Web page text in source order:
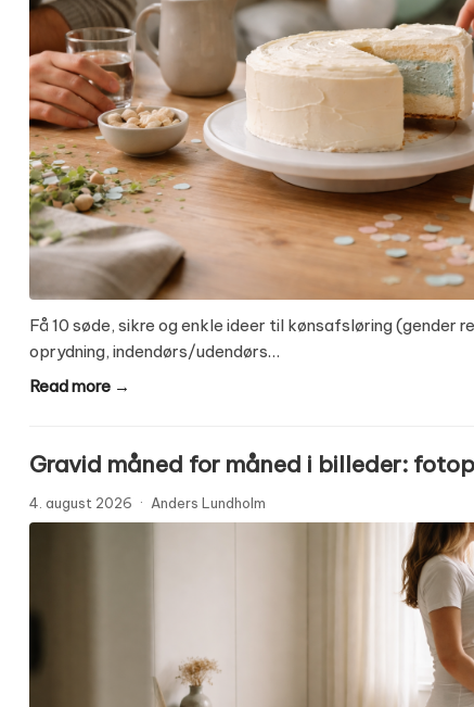
Få 10 søde, sikre og enkle ideer til kønsafsløring
oprydning, indendørs/udendørs…
Read more →
Gravid måned for måned i billeder:
4. august 2026 · Anders Lundholm